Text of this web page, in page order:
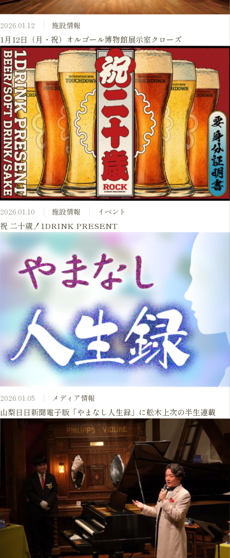
2026.01.12 施設情報
1月12日（月・祝）オルゴール博物館展示室クローズ
2026.01.10 施設情報 イベント
祝 二十歳！1DRINK PRESENT
2026.01.05 メディア情報
山梨日日新聞電子版「やまなし人生録」に舩木上次の半生連載